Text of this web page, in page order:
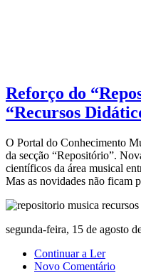
Reforço do
“Recursos
O Portal do Conhecimento
da secção “Repositório”.
científicos da área musical
Mas as novidades não ficam
segunda-feira, 15 de agosto
Continuar a Ler
Novo Comentário